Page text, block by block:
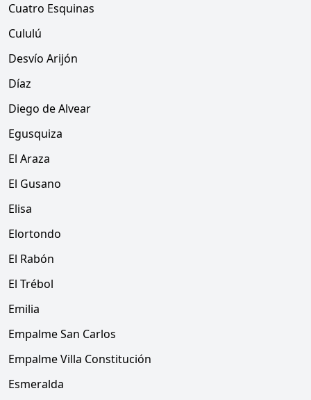
Cuatro Esquinas
Cululú
Desvío Arijón
Díaz
Diego de Alvear
Egusquiza
El Araza
El Gusano
Elisa
Elortondo
El Rabón
El Trébol
Emilia
Empalme San Carlos
Empalme Villa Constitución
Esmeralda